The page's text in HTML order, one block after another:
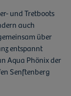
und Tretboots
auch
über
entspannt
Aqua Phönix der
Senftenberg